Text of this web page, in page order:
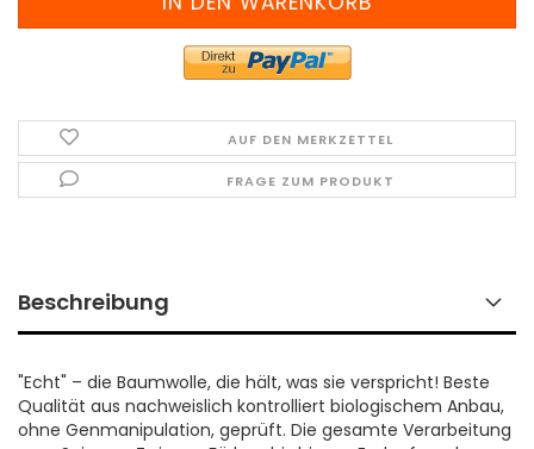
AUF DEN MERKZETTEL
FRAGE ZUM PRODUKT
Beschreibung
"Echt" – die Baumwolle, die hält, was sie verspricht! Beste
Qualität aus nachweislich kontrolliert biologischem Anbau,
ohne Genmanipulation, geprüft. Die gesamte Verarbeitung